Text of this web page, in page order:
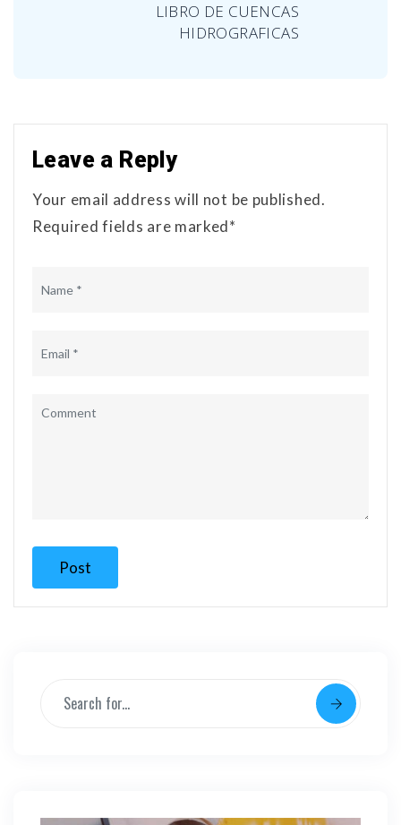
LIBRO DE CUENCAS
HIDROGRAFICAS
Leave a Reply
Your email address will not be published.
Required fields are marked*